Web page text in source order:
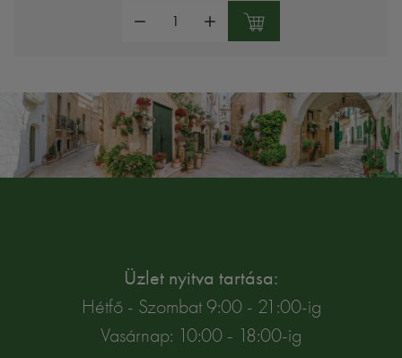
Üzlet nyitva tartása:
Hétfő - Szombat 9:00 - 21:00-ig
Vasárnap: 10:00 - 18:00-ig